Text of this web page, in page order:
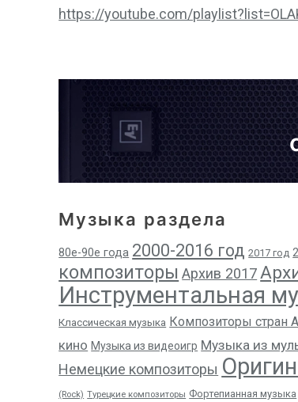
https://youtube.com/
Музыка раздела
80е-90е года 2000-2016 год 2017 год
композиторы Архив 2017
Инструментальная
Классическая музыка Композиторы стран
кино Музыка из видеоигр Музыка из
Немецкие композиторы
(Rock) Турецкие композиторы Фортепианная музыка